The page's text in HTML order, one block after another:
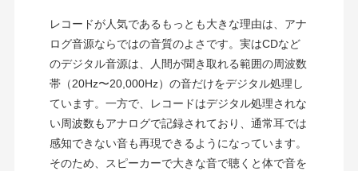
レコードが人気であるもっとも大きな理由は、アナ
ログ音源ならではの音質のよさです。実はCDなど
のデジタル音源は、人間が聞き取れる範囲の周波数
帯（20Hz〜20,000Hz）の音だけをデジタル処理し
ています。一方で、レコードはデジタル処理されな
い周波数もアナログで記録されており、通常耳では
感知できない音も再現できるようになっています。
そのため、スピーカーで大きな音で聴くと体で音を